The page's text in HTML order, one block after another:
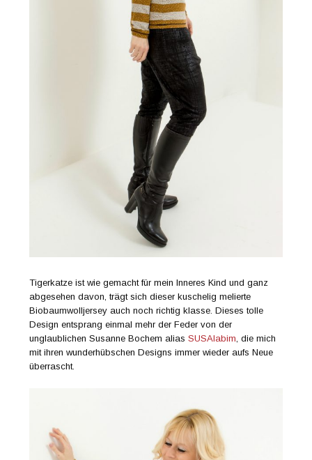
Tigerkatze ist wie gemacht für mein Inneres Kind und ganz
abgesehen davon, trägt sich dieser kuschelig melierte
Biobaumwolljersey auch noch richtig klasse. Dieses tolle
Design entsprang einmal mehr der Feder von der
unglaublichen Susanne Bochem aliasSUSAlabim , die mich
mit ihren wunderhübschen Designs immer wieder aufs Neue
überrascht.